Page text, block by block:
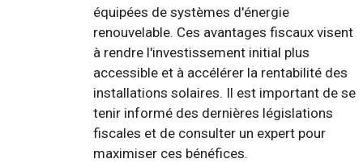
équipées de systèmes d'énergie
renouvelable. Ces avantages fiscaux visent
à rendre l'investissement initial plus
accessible et à accélérer la rentabilité des
installations solaires. Il est important de se
tenir informé des dernières législations
fiscales et de consulter un expert pour
maximiser ces bénéfices.